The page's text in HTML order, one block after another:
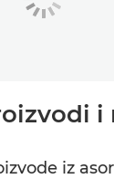
i
iz